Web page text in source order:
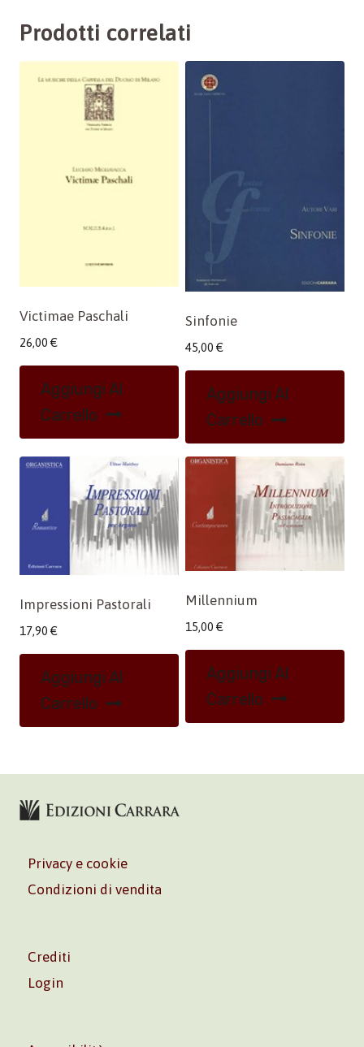
Prodotti correlati
Victimae Paschali
26,00 €
Aggiungi Al
Carrello
Sinfonie
45,00 €
Aggiungi Al
Carrello
Impressioni Pastorali
17,90 €
Aggiungi Al
Carrello
Millennium
15,00 €
Aggiungi Al
Carrello
Privacy e cookie
Condizioni di vendita
Crediti
Login